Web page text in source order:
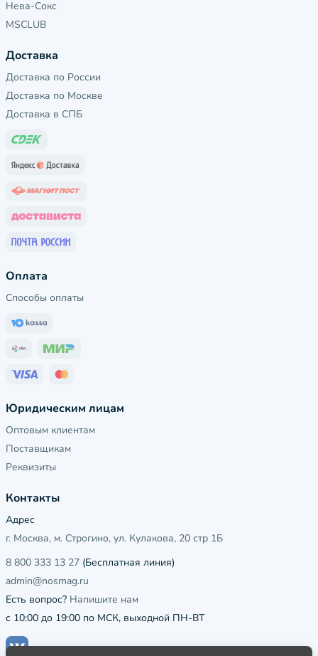
Нева-Сокс
MSCLUB
Доставка
Доставка по России
Доставка по Москве
Доставка в СПБ
Оплата
Способы оплаты
Юридическим лицам
Оптовым клиентам
Поставщикам
Реквизиты
Контакты
Адрес
г. Москва, м. Строгино, ул. Кулакова, 20 стр 1Б
8 800 333 13 27 (Бесплатная линия)
admin@nosmag.ru
Есть вопрос? Напишите нам
с 10:00 до 19:00 по МСК, выходной ПН-ВТ